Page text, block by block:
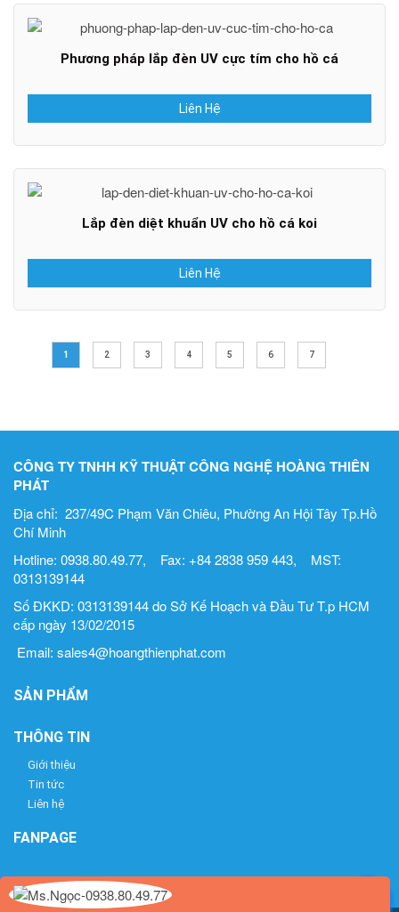
Phương pháp lắp đèn UV cực tím cho hồ cá
Liên Hệ
Lắp đèn diệt khuẩn UV cho hồ cá koi
Liên Hệ
1 2 3 4 5 6 7
CÔNG TY TNHH KỸ THUẬT CÔNG NGHỆ HOÀNG THIÊN
PHÁT
Địa chỉ: 237/49C Phạm Văn Chiêu, Phường An Hội Tây Tp.Hồ
Chí Minh
Hotline: 0938.80.49.77, Fax: +84 2838 959 443, MST:
0313139144
Số ĐKKD: 0313139144 do Sở Kế Hoạch và Đầu Tư T.p HCM
cấp ngày 13/02/2015
Email: sales4@hoangthienphat.com
SẢN PHẨM
THÔNG TIN
Giới thiệu
Tin tức
Liên hệ
FANPAGE